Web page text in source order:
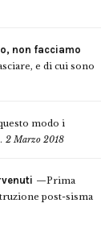
non facciamo
e di cui sono
modo i
2 Marzo 2018
Prima
post-sisma